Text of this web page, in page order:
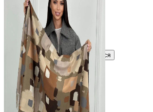
Узнать оптовую цену сейчас
Войти Зарегистрироваться
Оптом
Цвет: